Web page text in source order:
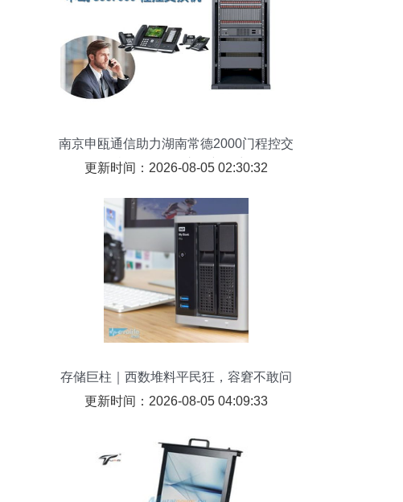
南京申瓯通信助力湖南常德2000门程控交
换机 数码传输交换新篇章
更新时间：2026-08-05 02:30:32
存储巨柱｜西数堆料平民狂，容窘不敢问
天河二级
更新时间：2026-08-05 04:09:33